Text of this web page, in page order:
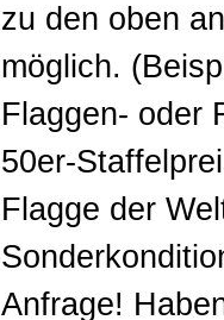
zu den oben
möglich.
Flaggen- oder
50er-
Flagge der
Anfrage!